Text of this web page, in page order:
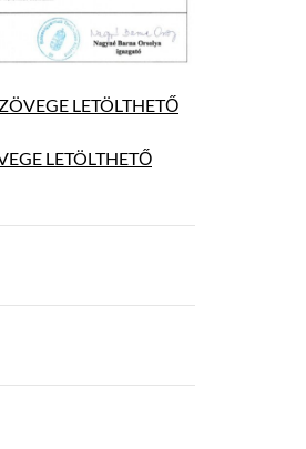
LETÖLTHETŐ
LETÖLTHETŐ